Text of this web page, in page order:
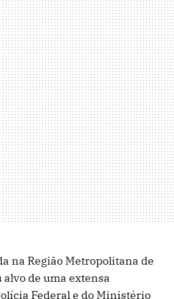
na Região Metropolitana de
alvo de uma extensa
Federal e do Ministério